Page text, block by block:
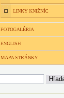
LINKY KNIŽNÍC
FOTOGALÉRIA
ENGLISH
MAPA STRÁNKY